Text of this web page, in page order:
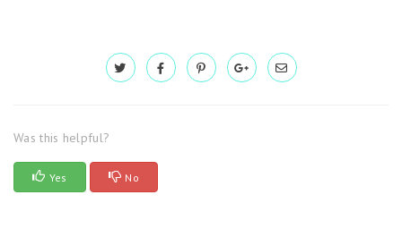
Was this helpful?
Yes No